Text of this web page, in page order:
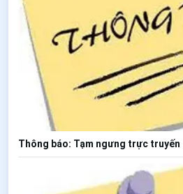
Thông báo: Tạm ngưng trực truyến